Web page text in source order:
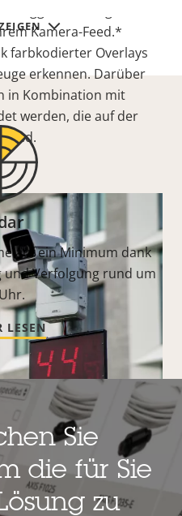
Kamera-Feed.*
farbkodierter Overlays
erkennen. Darüber
in Kombination mit
werden, die auf der
sind.
und
auf ein Minimum dank
und Verfolgung rund um
LESEN
Sie
die für Sie
zu